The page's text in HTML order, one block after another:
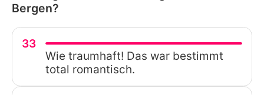
Bergen?
33
Wie traumhaft! Das war bestimmt
total romantisch.